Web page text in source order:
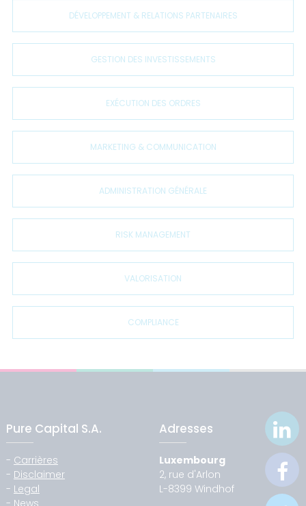
DÉVELOPPEMENT & RELATIONS PARTENAIRES
GESTION DES INVESTISSEMENTS
EXÉCUTION DES ORDRES
MARKETING & COMMUNICATION
ADMINISTRATION GÉNÉRALE
RISK MANAGEMENT
VALORISATION
COMPLIANCE
Pure Capital S.A.
- Carrières
- Disclaimer
- Legal
- News
Adresses
Luxembourg
2, rue d'Arlon
L-8399 Windhof